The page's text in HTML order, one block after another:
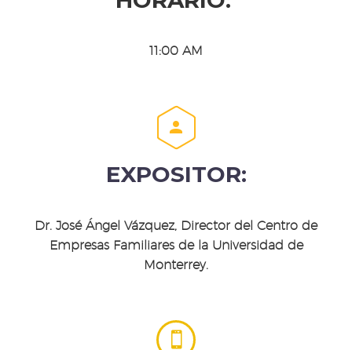
11:00 AM


EXPOSITOR:
Dr. José Ángel Vázquez, Director del Centro de
Empresas Familiares de la Universidad de
Monterrey.

